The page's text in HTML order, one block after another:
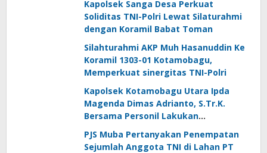
Kapolsek Sanga Desa Perkuat
Soliditas TNI-Polri Lewat Silaturahmi
dengan Koramil Babat Toman
Silahturahmi AKP Muh Hasanuddin Ke
Koramil 1303-01 Kotamobagu,
Memperkuat sinergitas TNI-Polri
Kapolsek Kotamobagu Utara Ipda
Magenda Dimas Adrianto, S.Tr.K.
Bersama Personil Lakukan
Silaturahmi Ke Koramil 1303-02 Passi
PJS Muba Pertanyakan Penempatan
Sejumlah Anggota TNI di Lahan PT